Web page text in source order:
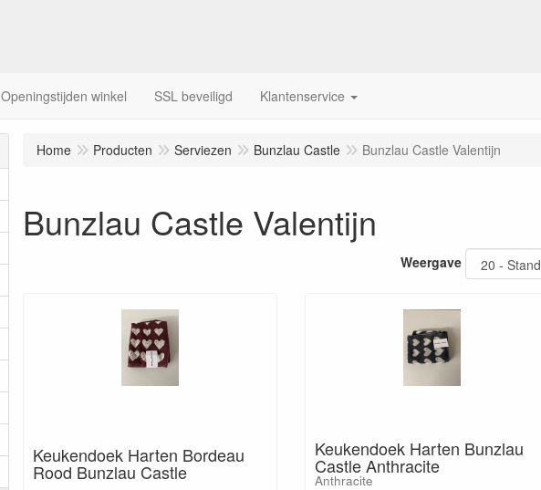
Openingstijden winkel SSL beveiligd Klantenservice
Home Producten Serviezen Bunzlau Castle Bunzlau Castle Valentijn
Bunzlau Castle Valentijn
Weergave
Keukendoek Harten Bordeau
Rood Bunzlau Castle
Keukendoek Harten Bunzlau
Castle Anthracite
Anthracite